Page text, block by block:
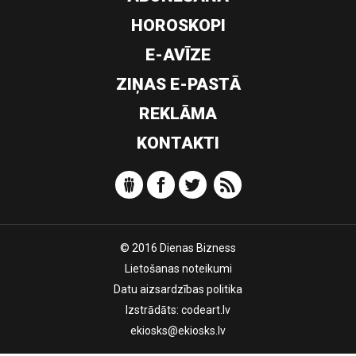
HOROSKOPI
E-AVĪZE
ZIŅAS E-PASTĀ
REKLĀMA
KONTAKTI
© 2016 Dienas Bizness
Lietošanas noteikumi
Datu aizsardzības politika
Izstrādāts: codeart.lv
ekiosks@ekiosks.lv